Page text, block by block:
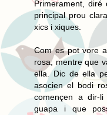
Primerament,
principal prou
xics i xiques.
Com es pot vore
rosa, mentre que
ella. Dic de ella
asocien el bodi
començen a dir-
guapa i que